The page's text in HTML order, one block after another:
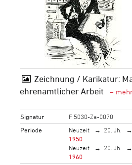
Zeichnung / Karikatur:
ehrenamtlicher Arbeit
Signatur
F 5030-Za-0070
Periode
Neuzeit 20. Jh.
1950
Neuzeit
20. Jh.
1960